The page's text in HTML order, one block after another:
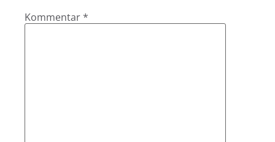
Kommentar *